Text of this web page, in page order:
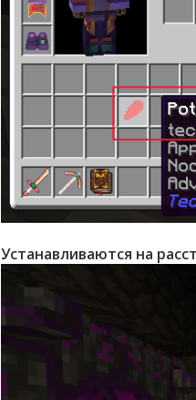
Устанавливаются на